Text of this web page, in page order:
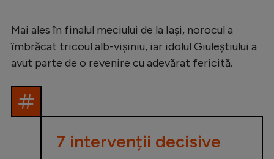
Mai ales în finalul meciului de la Iași, norocul a
îmbrăcat tricoul alb-vișiniu, iar idolul Giuleștiului a
avut parte de o revenire cu adevărat fericită.
7 intervenții decisive